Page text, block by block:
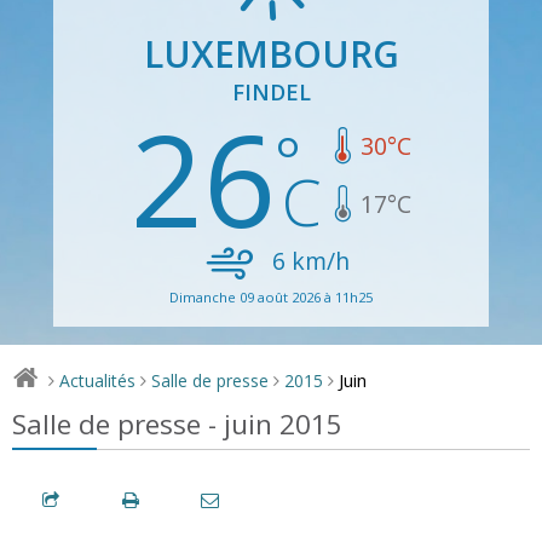
LUXEMBOURG
FINDEL
26 30°C
17°C
6 km/h
Dimanche 09 août 2026 à 11h25
> Actualités > Salle de presse > 2015 > Juin
Salle de presse - juin 2015